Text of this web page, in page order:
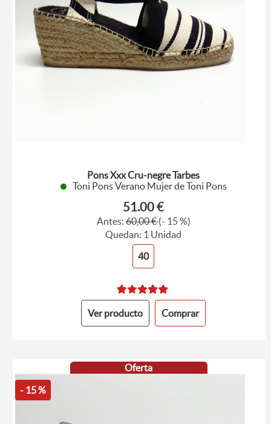
Pons Xxx Cru-negre Tarbes
Toni Pons Verano Mujer de Toni Pons
51.00 €
Antes:60,00 €(- 15 %)
Quedan: 1 Unidad
40
Ver producto Comprar
Oferta
- 15 %